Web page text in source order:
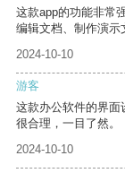
这款app的功能非常
编辑文档、制作演示
2024-10-10
游客
这款办公软件的界面
很合理，一目了然。
2024-10-10